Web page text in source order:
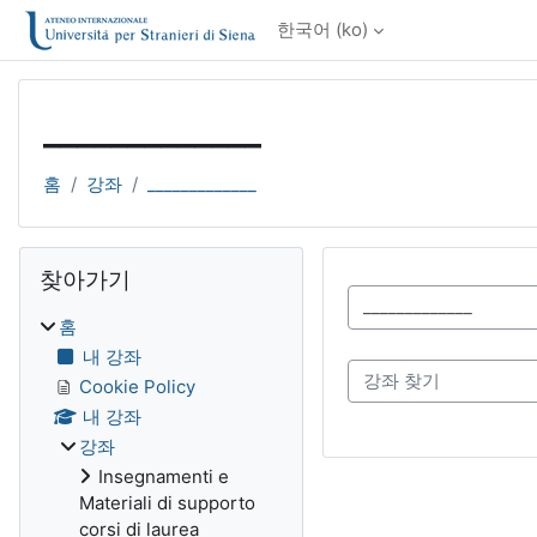
메인 콘텐츠로 건너뛰기
한국어 ‎(ko)‎
홈 강좌
강좌 범주
강좌 찾기
블록
찾아가기
홈
내 강좌
Cookie Policy
내 강좌
강좌
Insegnamenti e
Materiali di supporto
corsi di laurea